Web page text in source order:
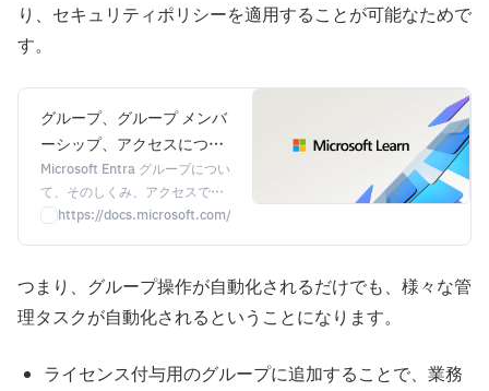
り、セキュリティポリシーを適用することが可能なためで
す。
グループ、グループ メンバ
ーシップ、アクセスについ
て説明します - Microsoft
Entra
Microsoft Entra グループについ
て、そのしくみ、アクセスでき
る内容、メンバーシップとアク
https://docs.microsoft.com/ja-jp/azure/active-directory/
つまり、グループ操作が自動化されるだけでも、様々な管
理タスクが自動化されるということになります。
ライセンス付与用のグループに追加することで、業務